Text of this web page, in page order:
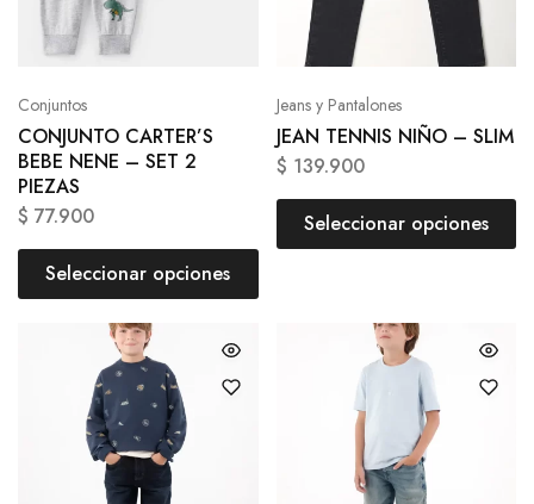
Conjuntos
CONJUNTO CARTER’S
BEBE NENE – SET 2
PIEZAS
$ 77.900
Seleccionar opciones
Jeans y Pantalones
JEAN TENNIS NIÑO – SLIM
$ 139.900
Seleccionar opciones